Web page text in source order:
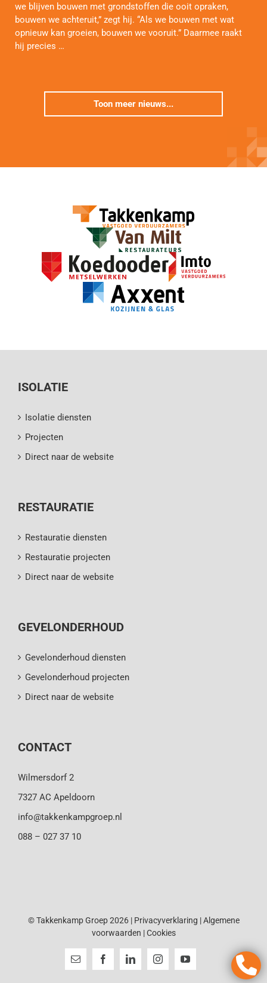
we blijven bouwen met grondstoffen die ooit opraken,
bouwen we achteruit,” zegt hij. “Als we bouwen met wat
opnieuw kan groeien, bouwen we vooruit.” Daarmee raakt
hij precies …
Toon meer nieuws...
ISOLATIE
Isolatie diensten
Projecten
Direct naar de website
RESTAURATIE
Restauratie diensten
Restauratie projecten
Direct naar de website
GEVELONDERHOUD
Gevelonderhoud diensten
Gevelonderhoud projecten
Direct naar de website
CONTACT
Wilmersdorf 2
7327 AC Apeldoorn
info@takkenkampgroep.nl
088 – 027 37 10
© Takkenkamp Groep 2026 | Privacyverklaring |Algemene
voorwaarden |Cookies
E-
mail
FacebookLinkedInInstagramYouTube